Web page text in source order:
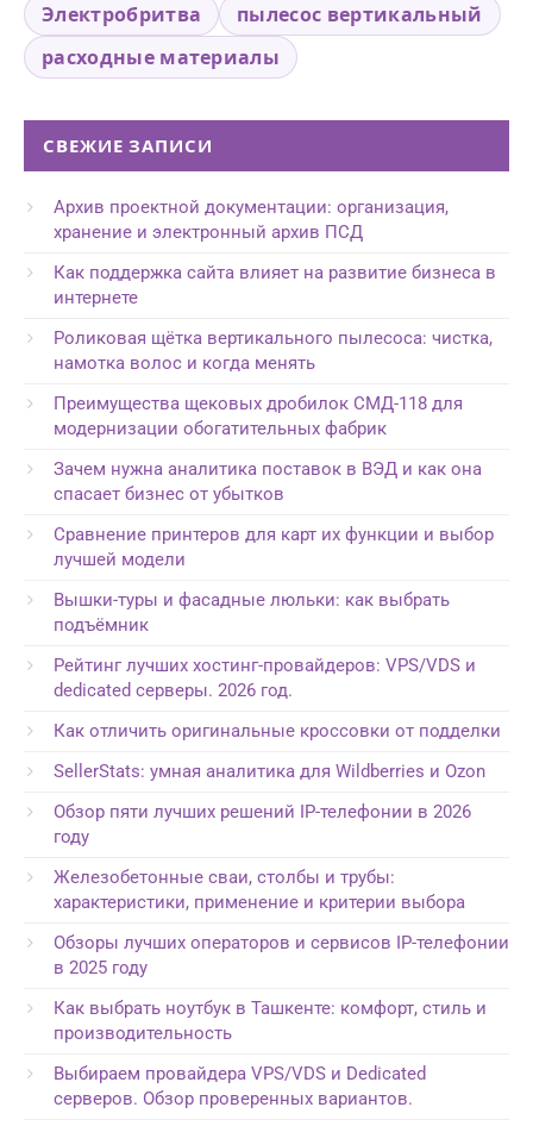
Электробритва
пылесос вертикальный
расходные материалы
СВЕЖИЕ ЗАПИСИ
Архив проектной документации: организация,
хранение и электронный архив ПСД
Как поддержка сайта влияет на развитие бизнеса в
интернете
Роликовая щётка вертикального пылесоса: чистка,
намотка волос и когда менять
Преимущества щековых дробилок СМД-118 для
модернизации обогатительных фабрик
Зачем нужна аналитика поставок в ВЭД и как она
спасает бизнес от убытков
Сравнение принтеров для карт их функции и выбор
лучшей модели
Вышки-туры и фасадные люльки: как выбрать
подъёмник
Рейтинг лучших хостинг-провайдеров: VPS/VDS и
dedicated серверы. 2026 год.
Как отличить оригинальные кроссовки от подделки
SellerStats: умная аналитика для Wildberries и Ozon
Обзор пяти лучших решений IP-телефонии в 2026
году
Железобетонные сваи, столбы и трубы:
характеристики, применение и критерии выбора
Обзоры лучших операторов и сервисов IP-телефонии
в 2025 году
Как выбрать ноутбук в Ташкенте: комфорт, стиль и
производительность
Выбираем провайдера VPS/VDS и Dedicated
серверов. Обзор проверенных вариантов.